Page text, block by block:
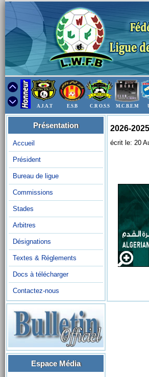
A.J.A.T E.S.B C.R O.S.S M.C.B.E.M
Présentation
Accueil
Président
Bureau de ligue
Commissions
Stades
Arbitres
Désignations
Textes & Réglements
Docs à télécharger
Contactez-nous
Espace Média
écrit le: 20